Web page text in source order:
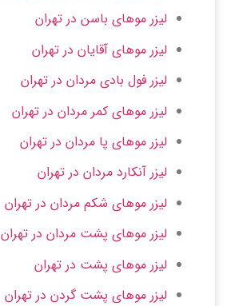
لیزر موهای باسن در تهران
لیزر موهای آقایان در تهران
لیزر فول بادی مردان ​در تهران
لیزر موهای کمر مردان در تهران
لیزر موهای پا مردان در تهران
لیزر آنکارد مردان در تهران
لیزر موهای شکم مردان در تهران
لیزر موهای پشت مردان در تهران
لیزر موهای پشت در تهران
لیزر موهای پشت گردن در تهران